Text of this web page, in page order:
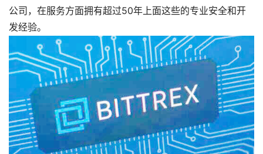
公司，在服务方面拥有超过50年上面这些的专业安全和开
发经验。